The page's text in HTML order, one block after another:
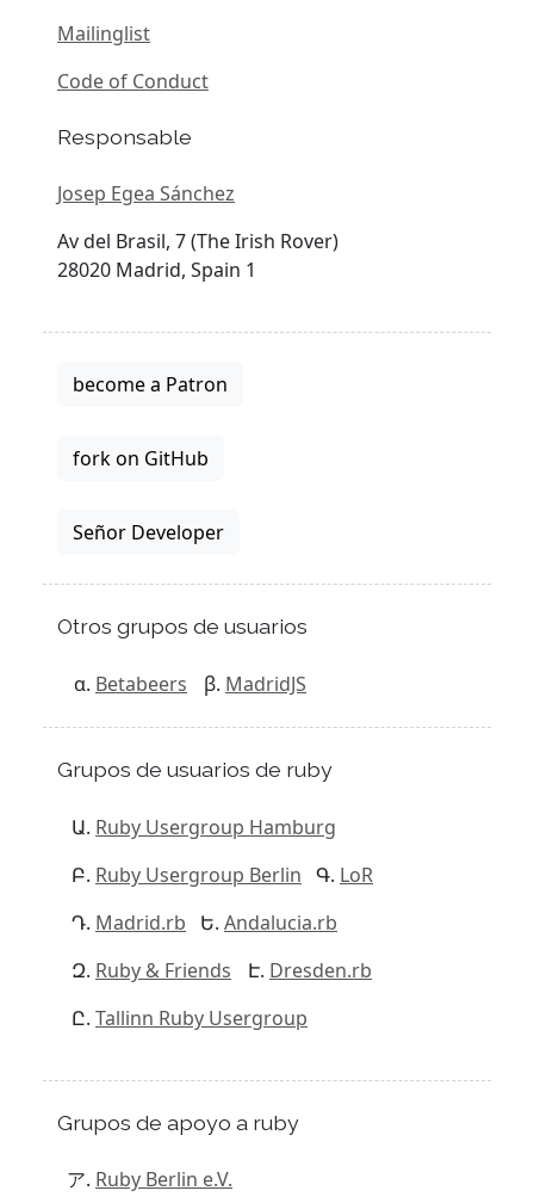
Mailinglist
Code of Conduct
Responsable
Josep Egea Sánchez
Av del Brasil, 7 (The Irish Rover)
28020 Madrid, Spain 1
become a Patron
fork on GitHub
Señor Developer
Otros grupos de usuarios
Betabeers MadridJS
Grupos de usuarios de ruby
Ruby Usergroup Hamburg
Ruby Usergroup Berlin
LoR
Madrid.rb
Andalucia.rb
Ruby & Friends
Dresden.rb
Tallinn Ruby Usergroup
Grupos de apoyo a ruby
Ruby Berlin e.V.